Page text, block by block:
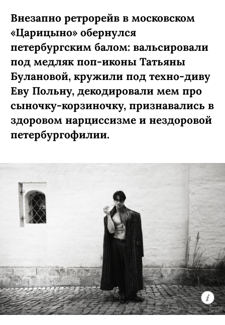
Внезапно ретрорейв в московском
«Царицыно» обернулся
петербургским балом: вальсировали
под медляк поп-иконы Татьяны
Булановой, кружили под техно-диву
Еву Польну, декодировали мем про
сыночку-­корзиночку, признавались в
здоровом нарциссизме и нездоровой
петербургофилии.